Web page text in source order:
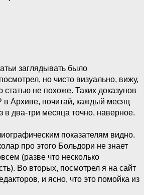
заглядывать было
но чисто визуально, вижу,
статью не похоже. Таких доказунов
в Архиве, почитай, каждый месяц
в два-три месяца точно, наверное.
показателям видно.
про этого Больдори не знает
(разве что несколько
Во вторых, посмотрел я на сайт
и ясно, что это помойка из